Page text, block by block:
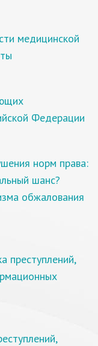
медицинской
Федерации
норм права:
шанс?
обжалования
преступлений,